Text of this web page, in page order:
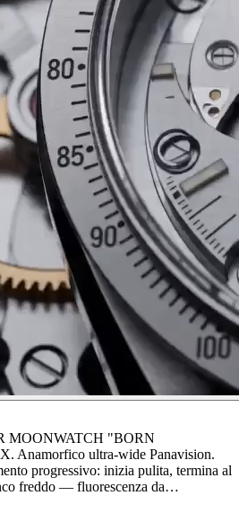
MOONWATCH "BORN
Anamorfico ultra-wide Panavision.
progressivo: inizia pulita, termina al
freddo — fluorescenza da…